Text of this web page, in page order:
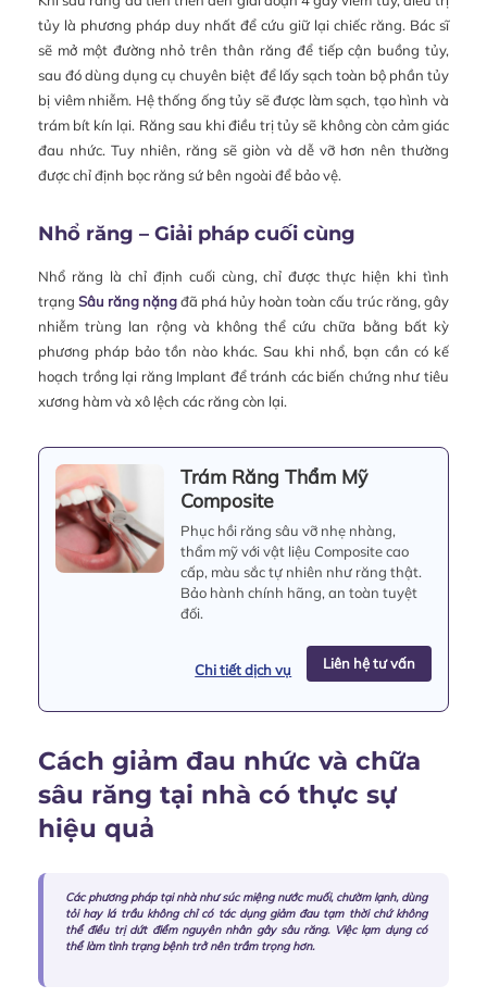
tủy là phương pháp duy nhất để cứu giữ lại chiếc răng. Bác sĩ
sẽ mở một đường nhỏ trên thân răng để tiếp cận buồng tủy,
sau đó dùng dụng cụ chuyên biệt để lấy sạch toàn bộ phần tủy
bị viêm nhiễm. Hệ thống ống tủy sẽ được làm sạch, tạo hình và
trám bít kín lại. Răng sau khi điều trị tủy sẽ không còn cảm giác
đau nhức. Tuy nhiên, răng sẽ giòn và dễ vỡ hơn nên thường
được chỉ định bọc răng sứ bên ngoài để bảo vệ.
Nhổ răng – Giải pháp cuối cùng
Nhổ răng là chỉ định cuối cùng, chỉ được thực hiện khi tình
trạng Sâu răng nặngđã phá hủy hoàn toàn cấu trúc răng, gây
nhiễm trùng lan rộng và không thể cứu chữa bằng bất kỳ
phương pháp bảo tồn nào khác. Sau khi nhổ, bạn cần có kế
hoạch trồng lại răng Implant để tránh các biến chứng như tiêu
xương hàm và xô lệch các răng còn lại.
Trám Răng Thẩm Mỹ
Composite
Phục hồi răng sâu vỡ nhẹ nhàng,
thẩm mỹ với vật liệu Composite cao
cấp, màu sắc tự nhiên như răng thật.
Bảo hành chính hãng, an toàn tuyệt
đối.
Chi tiết dịch vụ Liên hệ tư vấn
Cách giảm đau nhức và chữa
sâu răng tại nhà có thực sự
hiệu quả
Các phương pháp tại nhà như súc miệng nước muối, chườm lạnh, dùng
tỏi hay lá trầu không chỉ có tác dụng giảm đau tạm thời chứ không
thể điều trị dứt điểm nguyên nhân gây sâu răng. Việc lạm dụng có
thể làm tình trạng bệnh trở nên trầm trọng hơn.